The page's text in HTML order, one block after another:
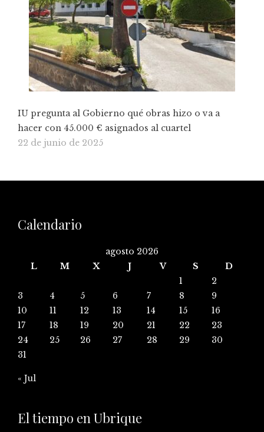
IU pregunta al Gobierno qué obras hizo o va a
hacer con 45.000 € asignados al cuartel
22 de junio de 2025
Calendario
agosto 2026
L
M X J V S
D
1
2
3
4 5 6 7 8
9
10
11 12 13 14 15
16
17
18 19 20 21 22
23
24
25 26 27 28 29
30
31
« Jul
El tiempo en Ubrique